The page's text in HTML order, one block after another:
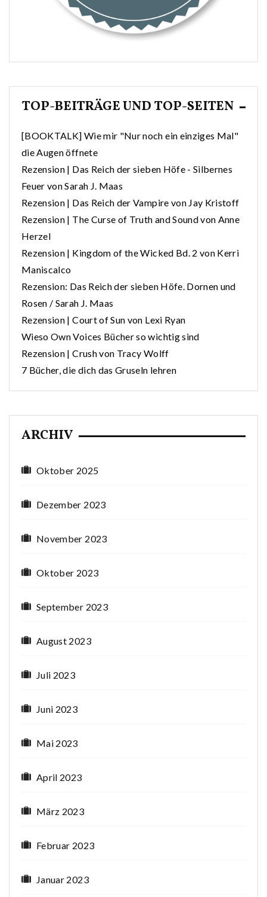
TOP-BEITRÄGE UND TOP-SEITEN
[BOOKTALK] Wie mir "Nur noch ein einziges Mal"
die Augen öffnete
Rezension | Das Reich der sieben Höfe - Silbernes
Feuer von Sarah J. Maas
Rezension | Das Reich der Vampire von Jay Kristoff
Rezension | The Curse of Truth and Sound von Anne
Herzel
Rezension | Kingdom of the Wicked Bd. 2 von Kerri
Maniscalco
Rezension: Das Reich der sieben Höfe. Dornen und
Rosen / Sarah J. Maas
Rezension | Court of Sun von Lexi Ryan
Wieso Own Voices Bücher so wichtig sind
Rezension | Crush von Tracy Wolff
7 Bücher, die dich das Gruseln lehren
ARCHIV
Oktober 2025
Dezember 2023
November 2023
Oktober 2023
September 2023
August 2023
Juli 2023
Juni 2023
Mai 2023
April 2023
März 2023
Februar 2023
Januar 2023